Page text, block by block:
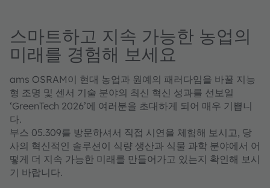
스마트하고 지속 가능한 농업의
미래를 경험해 보세요
ams OSRAM이 현대 농업과 원예의 패러다임을 바꿀 지능
형 조명 및 센서 기술 분야의 최신 혁신 성과를 선보일
‘GreenTech 2026’에 여러분을 초대하게 되어 매우 기쁩니
다.
부스 05.309를 방문하셔서 직접 시연을 체험해 보시고, 당
사의 혁신적인 솔루션이 식량 생산과 식물 과학 분야에서 어
떻게 더 지속 가능한 미래를 만들어가고 있는지 확인해 보시
기 바랍니다.